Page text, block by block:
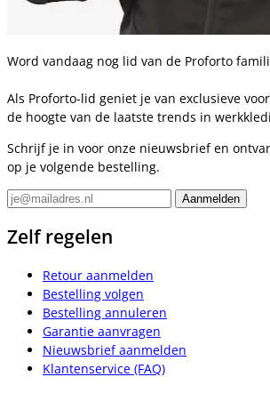
Word vandaag nog lid van de Proforto
Als Proforto-lid geniet je van exclusieve
de hoogte van de laatste trends in
Schrijf je in voor onze nieuwsbrief en
op je volgende bestelling.
Zelf regelen
Retour aanmelden
Bestelling volgen
Bestelling annuleren
Garantie aanvragen
Nieuwsbrief aanmelden
Klantenservice (FAQ)